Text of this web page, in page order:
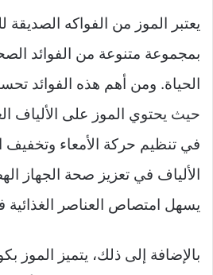
يعتبر الموز من الفواكه
بمجموعة متنوعة من الفوائد
الحياة. ومن أهم هذه الفوائد
حيث يحتوي الموز على الألياف
في تنظيم حركة الأمعاء
الألياف في تعزيز صحة الجهاز
يسهل امتصاص العناصر
بالإضافة إلى ذلك، يتميز الموز